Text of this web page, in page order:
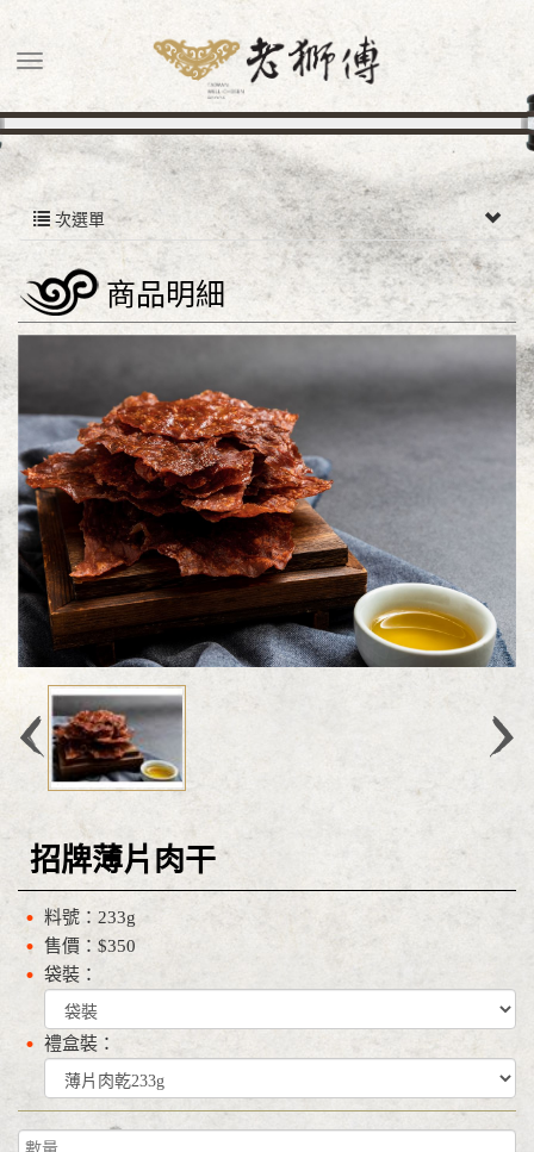
次選單
商品明細
招牌薄片肉干
料號：233g
售價：$350
袋裝：
禮盒裝：